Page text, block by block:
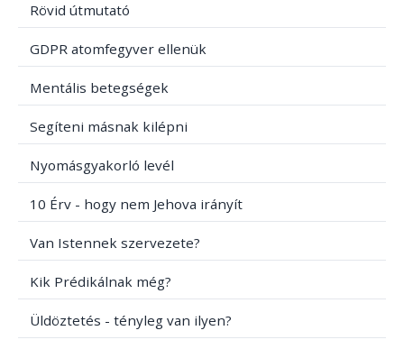
Rövid útmutató
GDPR atomfegyver ellenük
Mentális betegségek
Segíteni másnak kilépni
Nyomásgyakorló levél
10 Érv - hogy nem Jehova irányít
Van Istennek szervezete?
Kik Prédikálnak még?
Üldöztetés - tényleg van ilyen?